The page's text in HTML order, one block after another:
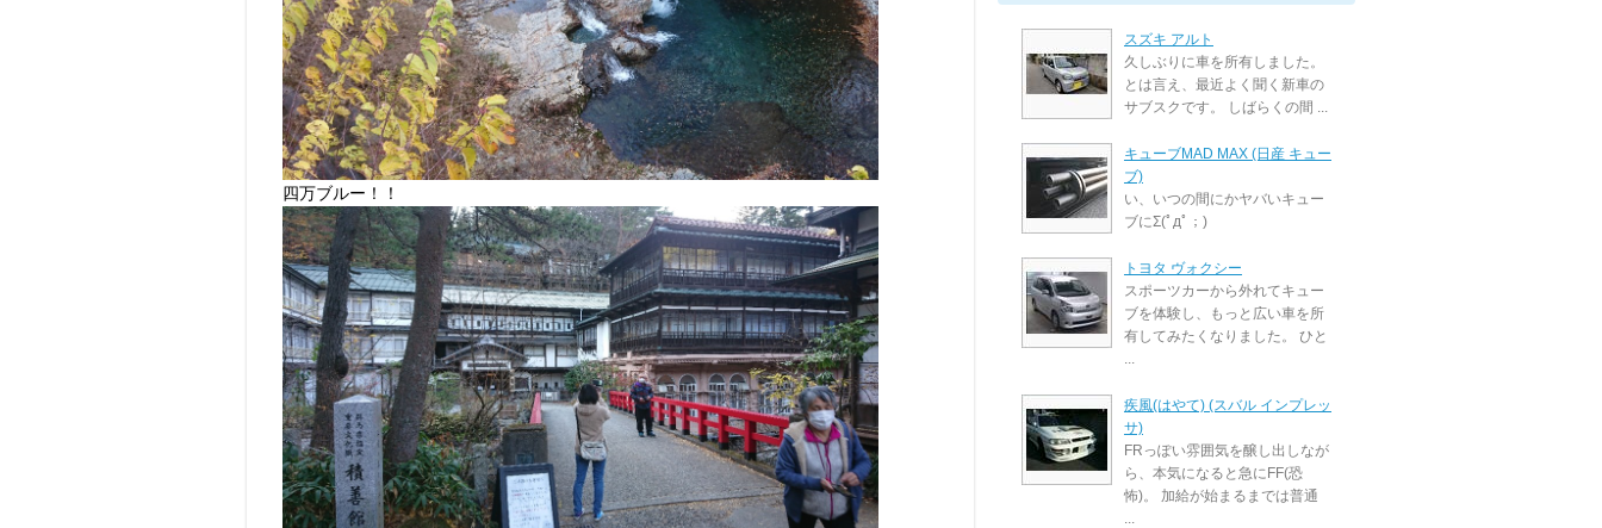
四万ブルー！！
スズキ アルト
久しぶりに車を所有しました。
とは言え、最近よく聞く新車の
サブスクです。 しばらくの間 ...
キューブMAD MAX (日産 キュー
ブ)
い、いつの間にかヤバいキュー
ブにΣ(ﾟдﾟ；)
トヨタ ヴォクシー
スポーツカーから外れてキュー
ブを体験し、もっと広い車を所
有してみたくなりました。 ひと
...
疾風(はやて) (スバル インプレッ
サ)
FRっぽい雰囲気を醸し出しなが
ら、本気になると急にFF(恐
怖)。 加給が始まるまでは普通
...